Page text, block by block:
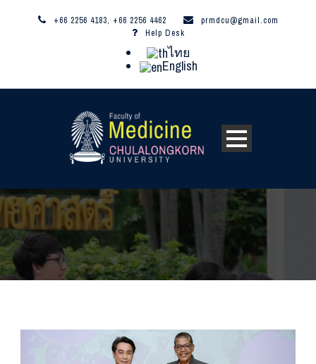
+66 2256 4183, +66 2256 4462
prmdcu@gmail.com
Help Desk
ไทย
English